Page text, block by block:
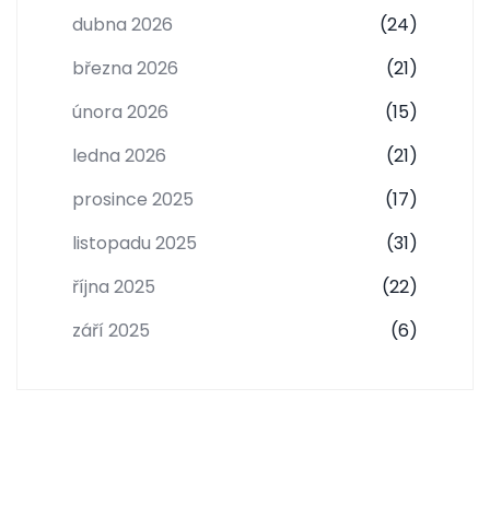
dubna 2026
(24)
března 2026
(21)
února 2026
(15)
ledna 2026
(21)
prosince 2025
(17)
listopadu 2025
(31)
října 2025
(22)
září 2025
(6)